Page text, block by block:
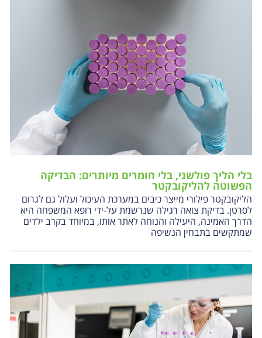
בלי הליך פולשני, בלי חומרים מיותרים: הבדיקה
הפשוטה להליקובקטר
הליקובקטר פילורי מייצר כיבים במערכת העיכול ועלול גם לגרום
לסרטן. בדיקת צואה רגילה שנרשמת על-ידי רופא המשפחה היא
הדרך האמינה, היעילה והנוחה לאתר אותו, במיוחד בקרב ילדים
שמתקשים בתבחין הנשיפה